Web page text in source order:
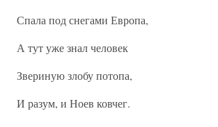
Спала под снегами Европа,
А тут уже знал человек
Звериную злобу потопа,
И разум, и Ноев ковчег.